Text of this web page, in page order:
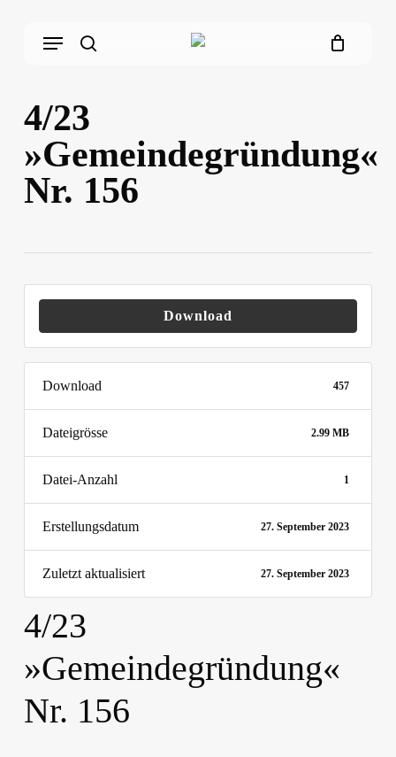
Menu
4/23
»Gemeindegründung«
Nr. 156
Download
Download 457
Dateigrösse 2.99 MB
Datei-Anzahl 1
Erstellungsdatum 27. September 2023
Zuletzt aktualisiert 27. September 2023
4/23
»Gemeindegründung«
Nr. 156